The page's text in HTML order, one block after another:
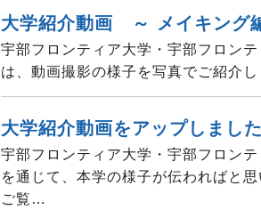
大学紹介動画 ～ メイキング
宇部フロンティア大学・宇部フロン
は、動画撮影の様子を写真でご紹介
大学紹介動画をアップしました
宇部フロンティア大学・宇部フロン
を通じて、本学の様子が伝わればと
ご覧…